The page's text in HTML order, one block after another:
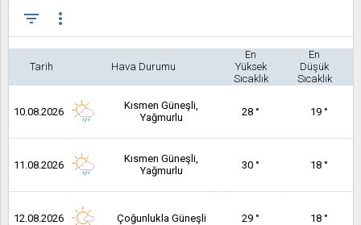
filter_list more_vert
Tarih Hava Durumu
En
Yüksek
Sıcaklık
En
Düşük
Sıcaklık
10.08.2026
Kısmen Güneşli,
Yağmurlu
28 ° 19 °
11.08.2026
Kısmen Güneşli,
Yağmurlu
30 ° 18 °
12.08.2026 Çoğunlukla Güneşli 29 ° 18 °